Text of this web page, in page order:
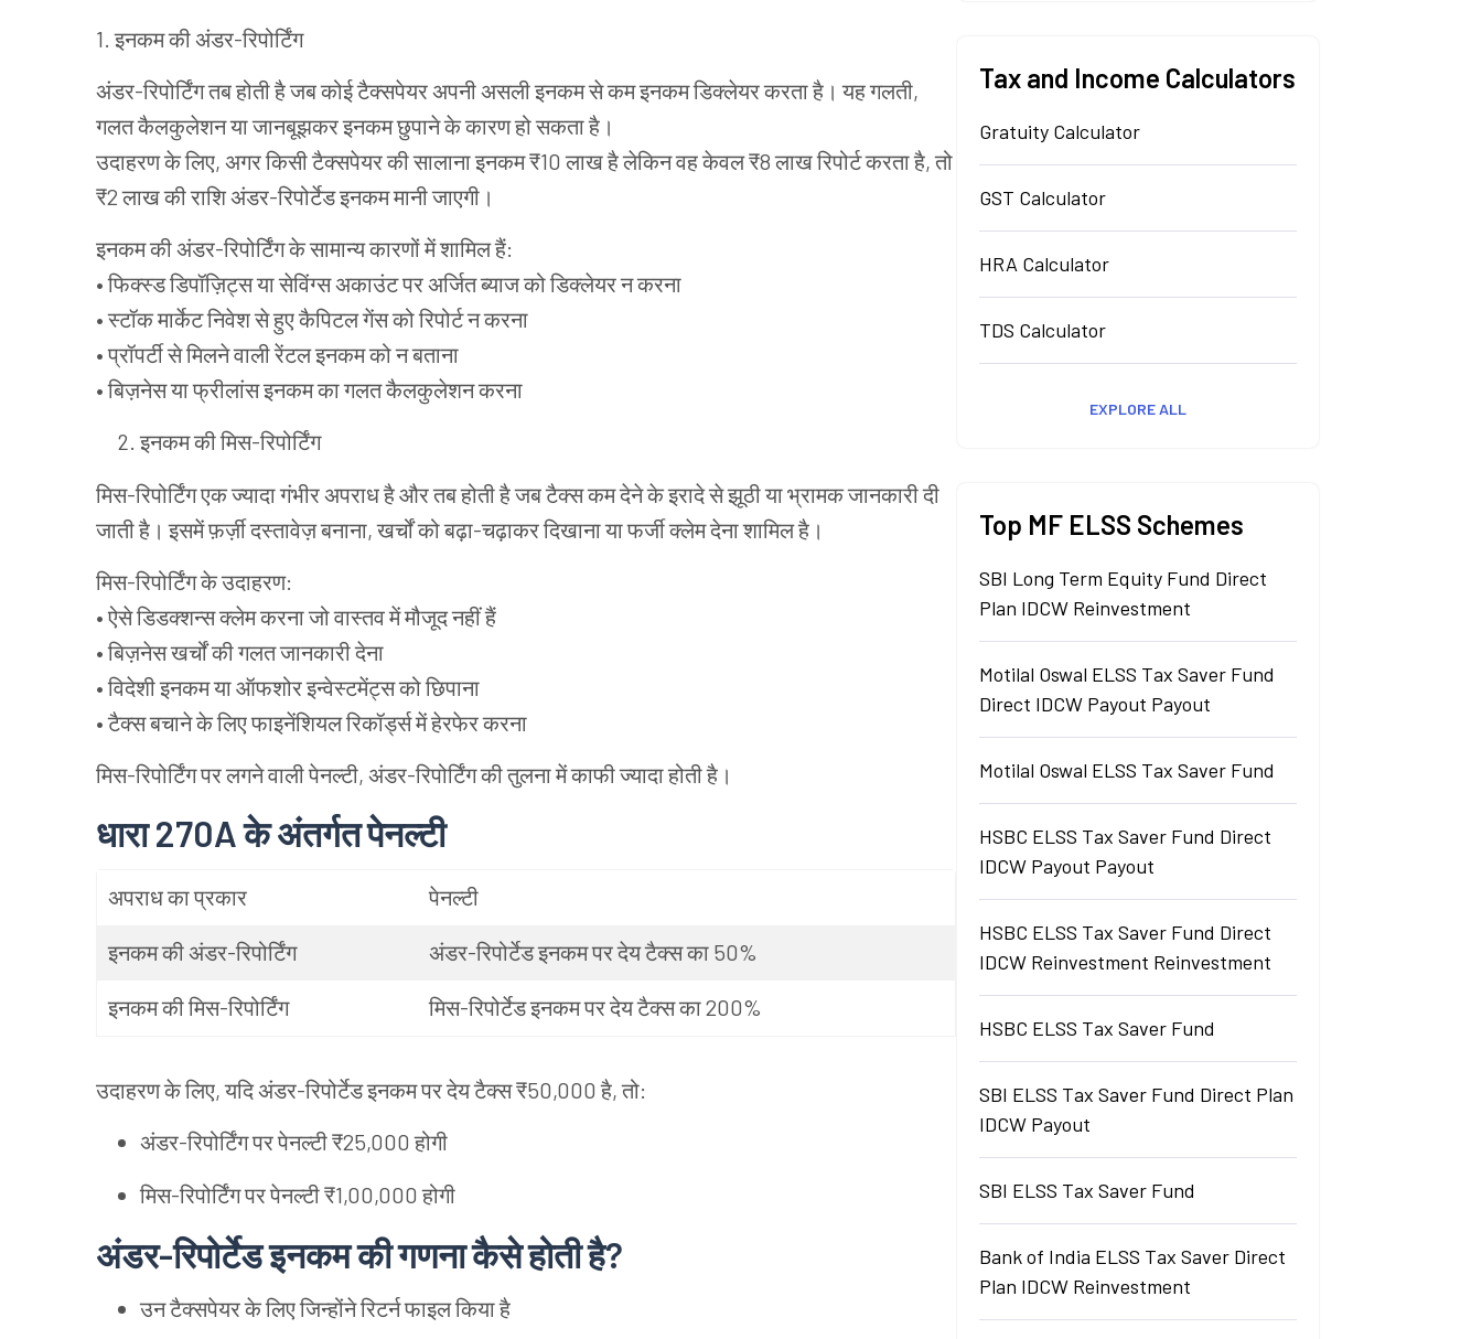
1. इनकमकीअंडर-रिपोर्टिंग
अंडर-रिपोर्टिंगतबहोतीहैजबकोईटैक्सपेयरअपनीअसलीइनकमसेकमइनकमडिक्लेयरकरताहै। यहगलती,
गलतकैलकुलेशनयाजानबूझकरइनकमछुपानेकेकारणहोसकताहै।
उदाहरणकेलिए, अगरकिसीटैक्सपेयरकीसालानाइनकम₹10लाखहैलेकिनवहकेवल₹8लाखरिपोर्टकरताहै,तो
₹2लाखकीराशिअंडर-रिपोर्टेडइनकममानीजाएगी।
इनकमकीअंडर-रिपोर्टिंगकेसामान्यकारणोंमेंशामिलहैं:
•फिक्स्डडिपॉज़िट्सयासेविंग्सअकाउंटपरअर्जितब्याजकोडिक्लेयरनकरना
•स्टॉकमार्केटनिवेशसेहुएकैपिटलगेंसकोरिपोर्टनकरना
•प्रॉपर्टीसेमिलनेवालीरेंटलइनकमकोनबताना
•बिज़नेसयाफ्रीलांसइनकमकागलतकैलकुलेशनकरना
इनकमकीमिस-रिपोर्टिंग
मिस-रिपोर्टिंगएकज्यादागंभीरअपराधहैऔरतबहोतीहैजबटैक्सकमदेनेकेइरादेसेझूठीयाभ्रामकजानकारीदी
जातीहै। इसमेंफ़र्ज़ीदस्तावेज़बनाना,खर्चोंकोबढ़ा-चढ़ाकरदिखानायाफर्जीक्लेमदेनाशामिलहै।
मिस-रिपोर्टिंगकेउदाहरण:
•ऐसेडिडक्शन्सक्लेमकरनाजोवास्तवमेंमौजूदनहींहैं
•बिज़नेसखर्चोंकीगलतजानकारीदेना
•विदेशीइनकमयाऑफशोरइन्वेस्टमेंट्सकोछिपाना
•टैक्सबचानेकेलिएफाइनेंशियलरिकॉर्ड्समेंहेरफेरकरना
मिस-रिपोर्टिंगपरलगनेवालीपेनल्टी, अंडर-रिपोर्टिंगकीतुलनामेंकाफीज्यादाहोतीहै।
धारा270Aकेअंतर्गतपेनल्टी
अपराधकाप्रकार पेनल्टी
इनकमकीअंडर-रिपोर्टिंग अंडर-रिपोर्टेडइनकमपरदेयटैक्सका 50%
इनकमकीमिस-रिपोर्टिंग मिस-रिपोर्टेडइनकमपरदेयटैक्सका200%
उदाहरणकेलिए,यदिअंडर-रिपोर्टेडइनकमपरदेयटैक्स₹50,000है,तो:
अंडर-रिपोर्टिंगपरपेनल्टी₹25,000होगी
मिस-रिपोर्टिंगपरपेनल्टी₹1,00,000होगी
अंडर-रिपोर्टेडइनकमकीगणनाकैसेहोतीहै?
उनटैक्सपेयरकेलिएजिन्होंनेरिटर्नफाइलकियाहै
Tax and Income Calculators
Gratuity Calculator
GST Calculator
HRA Calculator
TDS Calculator
EXPLORE ALL
Top MF ELSS Schemes
SBI Long Term Equity Fund Direct
Plan IDCW Reinvestment
Motilal Oswal ELSS Tax Saver Fund
Direct IDCW Payout Payout
Motilal Oswal ELSS Tax Saver Fund
HSBC ELSS Tax Saver Fund Direct
IDCW Payout Payout
HSBC ELSS Tax Saver Fund Direct
IDCW Reinvestment Reinvestment
HSBC ELSS Tax Saver Fund
SBI ELSS Tax Saver Fund Direct Plan
IDCW Payout
SBI ELSS Tax Saver Fund
Bank of India ELSS Tax Saver Direct
Plan IDCW Reinvestment